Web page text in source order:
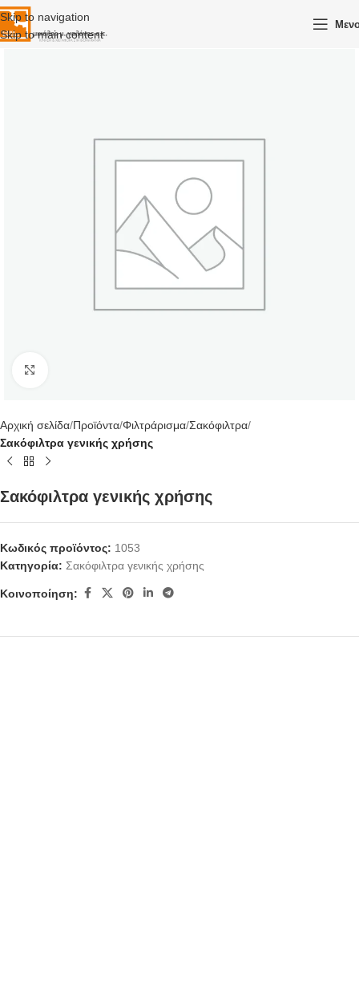
Skip to navigation
Skip to main content
Αρχική σελίδα Προϊόντα Φιλτράρισμα Σακόφιλτρα
Σακόφιλτρα γενικής χρήσης
Σακόφιλτρα γενικής χρήσης
Κωδικός προϊόντος: 1053
Κατηγορία: Σακόφιλτρα γενικής χρήσης
Κοινοποίηση: